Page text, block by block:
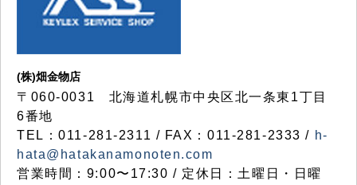
(株)畑金物店
〒060-0031 北海道札幌市中央区北一条東1丁目
6番地
TEL：011-281-2311 / FAX：011-281-2333 / h-
hata@hatakanamonoten.com
営業時間：9:00〜17:30 / 定休日：土曜日・日曜